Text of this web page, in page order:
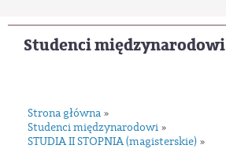
Studenci międzynarodowi
Strona główna »
Studenci międzynarodowi »
STUDIA II STOPNIA (magisterskie) »